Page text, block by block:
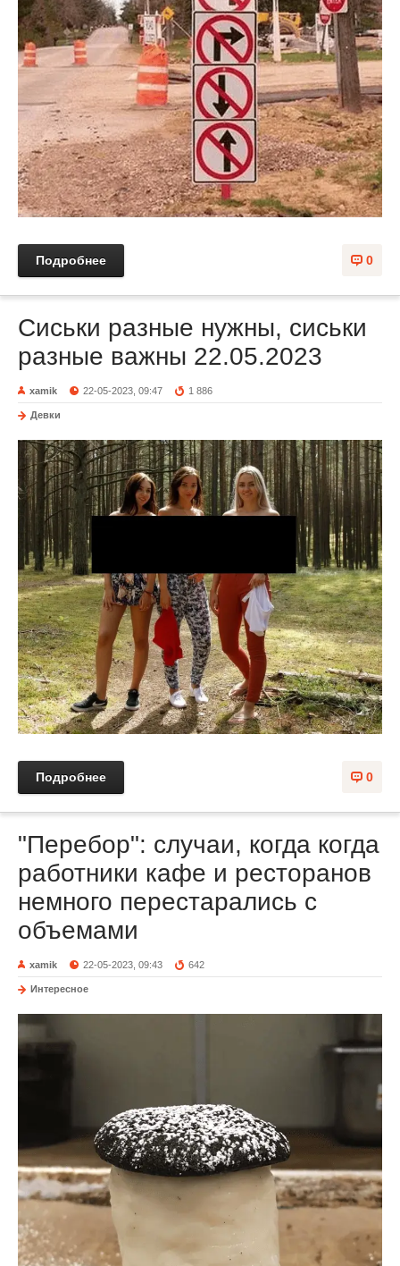
0
Подробнее
Сиськи разные нужны, сиськи
разные важны 22.05.2023
xamik 22-05-2023, 09:47 1 886
Девки
0
Подробнее
"Перебор": случаи, когда когда
работники кафе и ресторанов
немного перестарались с
объемами
xamik 22-05-2023, 09:43 642
Интересное